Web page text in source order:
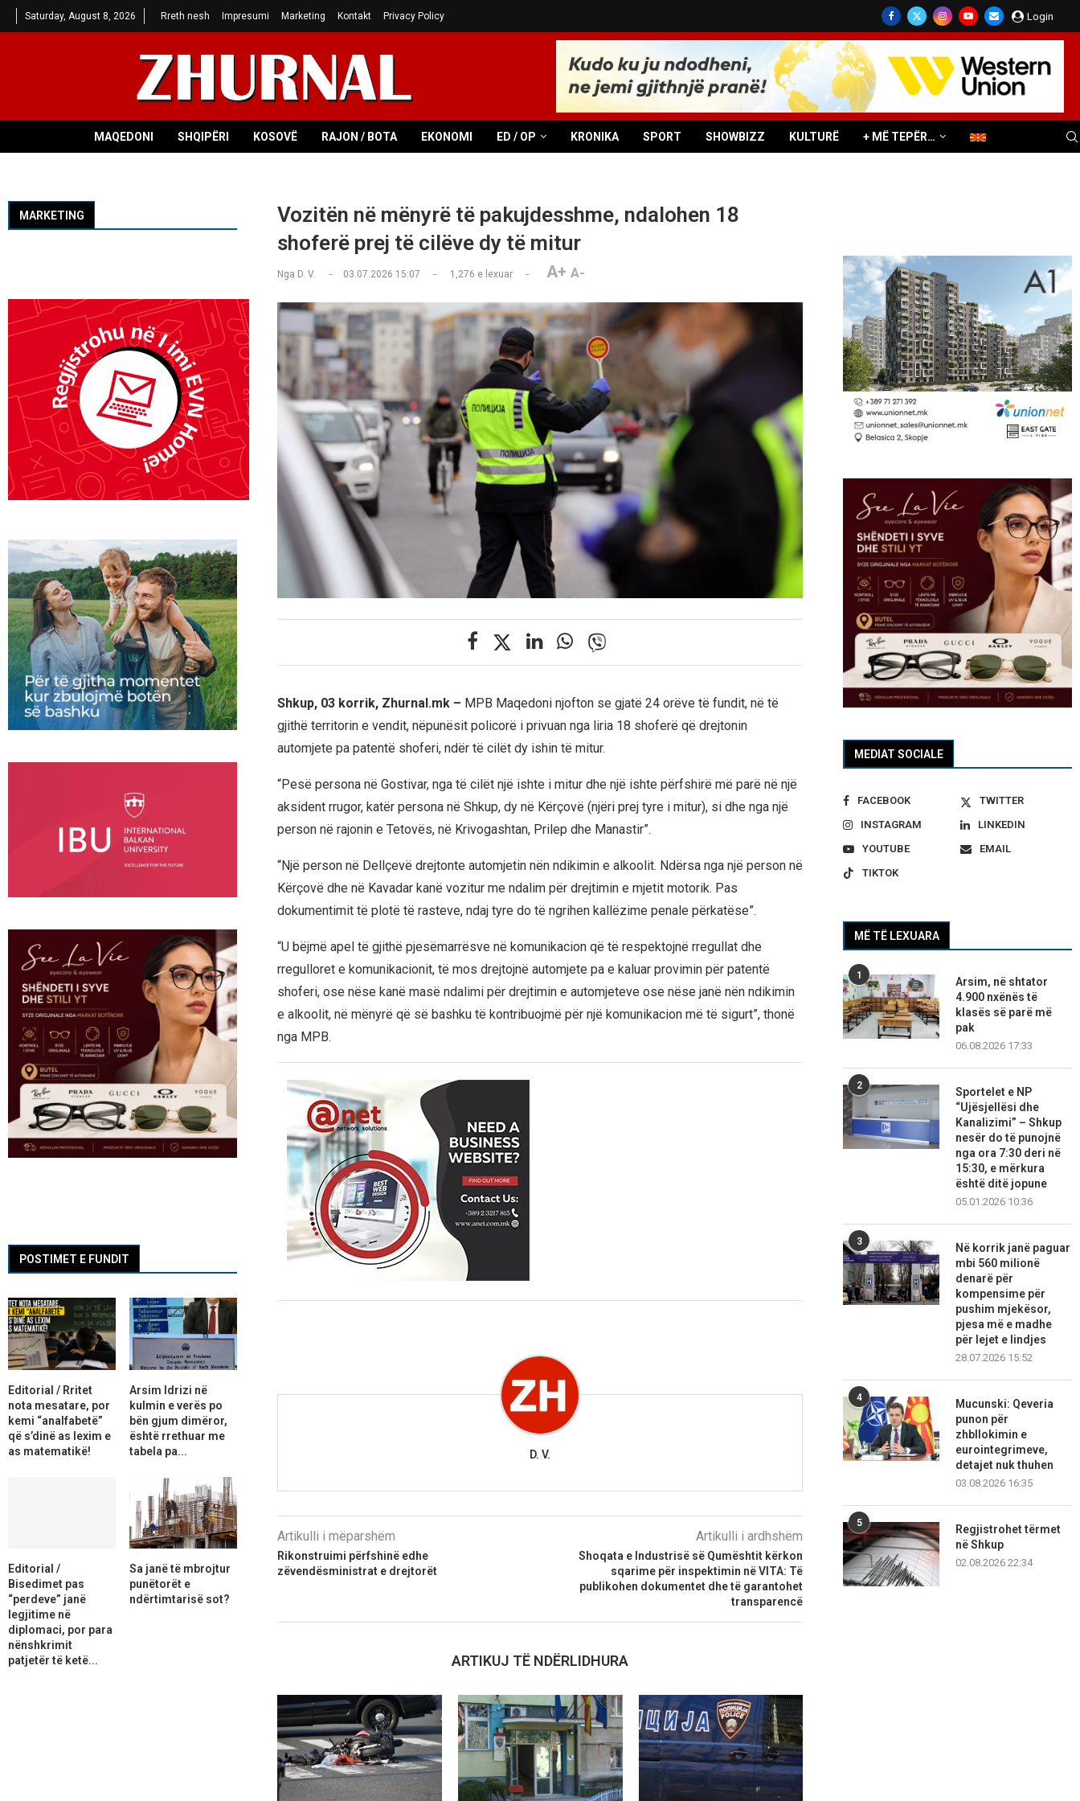
Saturday, August 8, 2026 Rreth nesh Impresumi Marketing Kontakt Privacy Policy Login
MAQEDONI SHQIPËRI KOSOVË RAJON / BOTA EKONOMI ED / OP KRONIKA SPORT SHOWBIZZ KULTURË + MË TEPËR…
Vozitën në mënyrë të pakujdesshme, ndalohen 18
shoferë prej të cilëve dy të mitur
Nga D. V. 03.07.2026 15:07 1,276 e lexuar A+ A-
Shkup, 03 korrik, Zhurnal.mk – MPB Maqedoni njofton se gjatë 24 orëve të fundit, në të
gjithë territorin e vendit, nëpunësit policorë i privuan nga liria 18 shoferë që drejtonin
automjete pa patentë shoferi, ndër të cilët dy ishin të mitur.
“Pesë persona në Gostivar, nga të cilët një ishte i mitur dhe një ishte përfshirë më parë në një
aksident rrugor, katër persona në Shkup, dy në Kërçovë (njëri prej tyre i mitur), si dhe nga një
person në rajonin e Tetovës, në Krivogashtan, Prilep dhe Manastir”.
“Një person në Dellçevë drejtonte automjetin nën ndikimin e alkoolit. Ndërsa nga një person në
Kërçovë dhe në Kavadar kanë vozitur me ndalim për drejtimin e mjetit motorik. Pas
dokumentimit të plotë të rasteve, ndaj tyre do të ngrihen kallëzime penale përkatëse”.
“U bëjmë apel të gjithë pjesëmarrësve në komunikacion që të respektojnë rregullat dhe
rregulloret e komunikacionit, të mos drejtojnë automjete pa e kaluar provimin për patentë
shoferi, ose nëse kanë masë ndalimi për drejtimin e automjeteve ose nëse janë nën ndikimin
e alkoolit, në mënyrë që së bashku të kontribuojmë për një komunikacion më të sigurt”, thonë
nga MPB.
D. V.
Artikulli i mëparshëm
Rikonstruimi përfshinë edhe
zëvendësministrat e drejtorët
Artikulli i ardhshëm
Shoqata e Industrisë së Qumështit kërkon
sqarime për inspektimin në VITA: Të
publikohen dokumentet dhe të garantohet
transparencë
ARTIKUJ TË NDËRLIDHURA
MEDIAT SOCIALE
FACEBOOK
TWITTER
INSTAGRAM
LINKEDIN
YOUTUBE
EMAIL
TIKTOK
MË TË LEXUARA
1
Arsim, në shtator
4.900 nxënës të
klasës së parë më
pak
06.08.2026 17:33
2
Sportelet e NP
“Ujësjellësi dhe
Kanalizimi” – Shkup
nesër do të punojnë
nga ora 7:30 deri në
15:30, e mërkura
është ditë jopune
05.01.2026 10:36
3
Në korrik janë paguar
mbi 560 milionë
denarë për
kompensime për
pushim mjekësor,
pjesa më e madhe
për lejet e lindjes
28.07.2026 15:52
4
Mucunski: Qeveria
punon për
zhbllokimin e
eurointegrimeve,
detajet nuk thuhen
03.08.2026 16:35
5
Regjistrohet tërmet
në Shkup
02.08.2026 22:34
MARKETING
POSTIMET E FUNDIT
Editorial / Rritet
nota mesatare, por
kemi “analfabetë”
që s’dinë as lexim e
as matematikë!
Arsim Idrizi në
kulmin e verës po
bën gjum dimëror,
është rrethuar me
tabela pa...
Editorial /
Bisedimet pas
“perdeve” janë
legjitime në
diplomaci, por para
nënshkrimit
patjetër të ketë...
Sa janë të mbrojtur
punëtorët e
ndërtimtarisë sot?